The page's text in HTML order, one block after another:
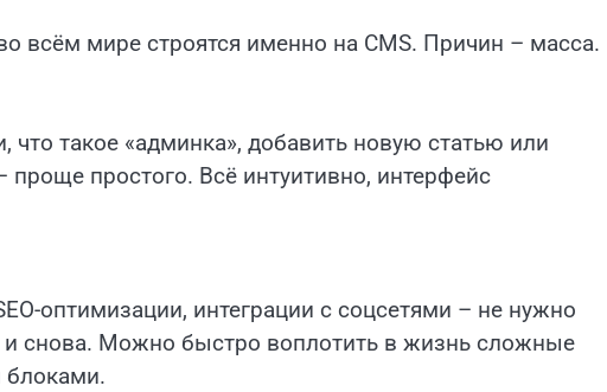
всём мире строятся именно на CMS. Причин – масса.
такое «админка», добавить новую статью или
простого. Всё интуитивно, интерфейс
оптимизации, интеграции с соцсетями – не нужно
и снова. Можно быстро воплотить в жизнь сложные
блоками.